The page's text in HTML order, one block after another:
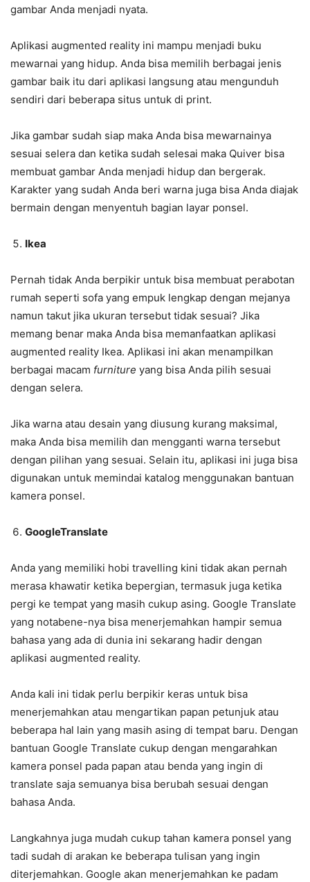
gambar Anda menjadi nyata.
Aplikasi augmented reality ini mampu menjadi buku
mewarnai yang hidup. Anda bisa memilih berbagai jenis
gambar baik itu dari aplikasi langsung atau mengunduh
sendiri dari beberapa situs untuk di print.
Jika gambar sudah siap maka Anda bisa mewarnainya
sesuai selera dan ketika sudah selesai maka Quiver bisa
membuat gambar Anda menjadi hidup dan bergerak.
Karakter yang sudah Anda beri warna juga bisa Anda diajak
bermain dengan menyentuh bagian layar ponsel.
Ikea
Pernah tidak Anda berpikir untuk bisa membuat perabotan
rumah seperti sofa yang empuk lengkap dengan mejanya
namun takut jika ukuran tersebut tidak sesuai? Jika
memang benar maka Anda bisa memanfaatkan aplikasi
augmented reality Ikea. Aplikasi ini akan menampilkan
berbagai macam furniture yang bisa Anda pilih sesuai
dengan selera.
Jika warna atau desain yang diusung kurang maksimal,
maka Anda bisa memilih dan mengganti warna tersebut
dengan pilihan yang sesuai. Selain itu, aplikasi ini juga bisa
digunakan untuk memindai katalog menggunakan bantuan
kamera ponsel.
GoogleTranslate
Anda yang memiliki hobi travelling kini tidak akan pernah
merasa khawatir ketika bepergian, termasuk juga ketika
pergi ke tempat yang masih cukup asing. Google Translate
yang notabene-nya bisa menerjemahkan hampir semua
bahasa yang ada di dunia ini sekarang hadir dengan
aplikasi augmented reality.
Anda kali ini tidak perlu berpikir keras untuk bisa
menerjemahkan atau mengartikan papan petunjuk atau
beberapa hal lain yang masih asing di tempat baru. Dengan
bantuan Google Translate cukup dengan mengarahkan
kamera ponsel pada papan atau benda yang ingin di
translate saja semuanya bisa berubah sesuai dengan
bahasa Anda.
Langkahnya juga mudah cukup tahan kamera ponsel yang
tadi sudah di arakan ke beberapa tulisan yang ingin
diterjemahkan. Google akan menerjemahkan ke padam